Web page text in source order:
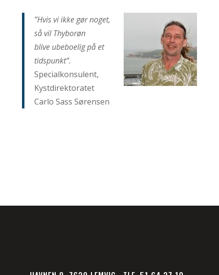
”Hvis vi ikke gørnoget,
så vil Thyborøn
blive ubeboelig på et
tidspunkt”.
Specialkonsulent,
Kystdirektoratet
Carlo Sass Sørensen